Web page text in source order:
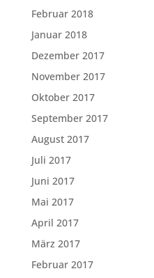
Februar 2018
Januar 2018
Dezember 2017
November 2017
Oktober 2017
September 2017
August 2017
Juli 2017
Juni 2017
Mai 2017
April 2017
März 2017
Februar 2017